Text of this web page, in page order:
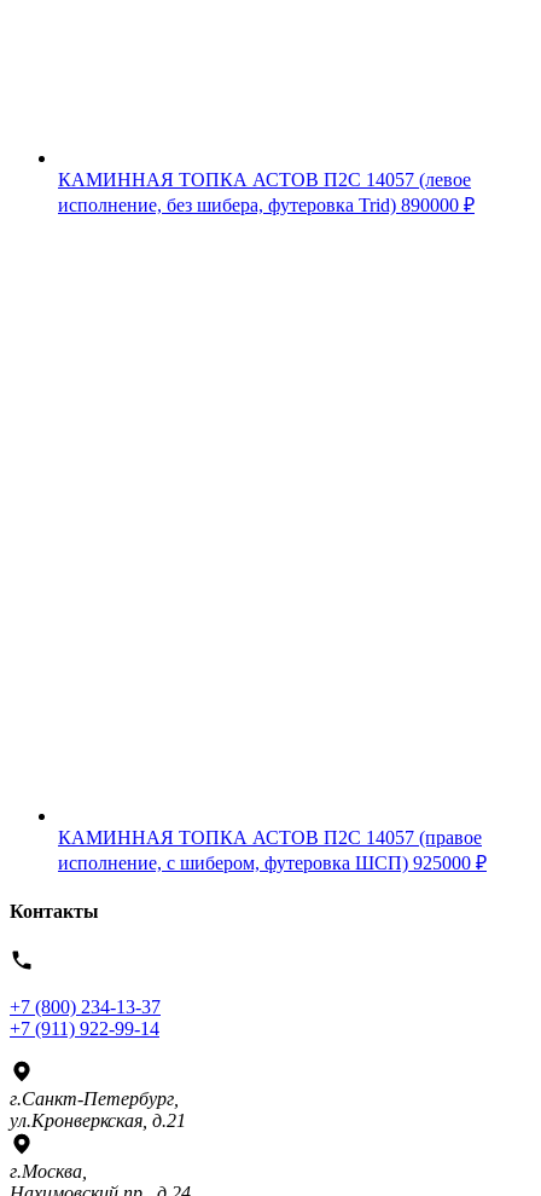
КАМИННАЯ ТОПКА АСТОВ П2С 14057 (левое
исполнение, без шибера, футеровка Trid) 890000 ₽
КАМИННАЯ ТОПКА АСТОВ П2С 14057 (правое
исполнение, с шибером, футеровка ШСП) 925000 ₽
Контакты
+7 (800) 234-13-37
+7 (911) 922-99-14
г.Санкт-Петербург,
ул.Кронверкская, д.21
г.Москва,